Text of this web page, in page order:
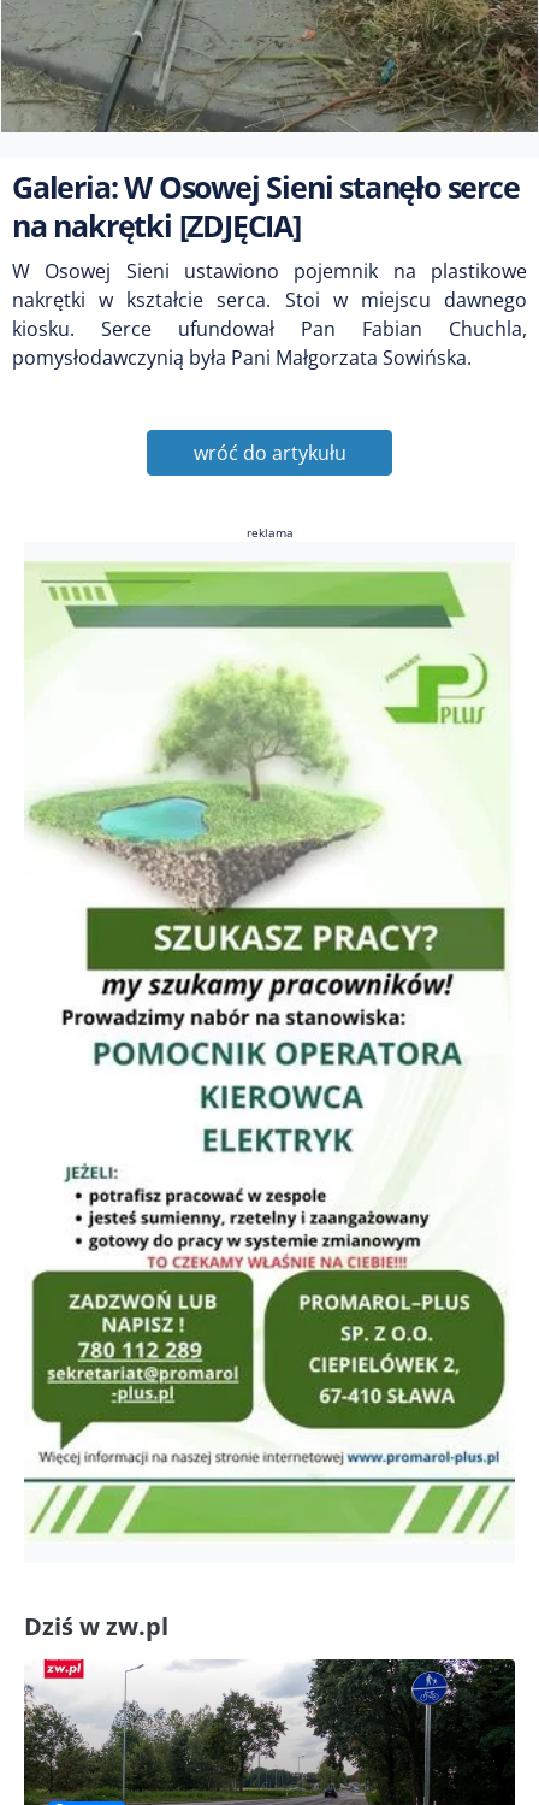
Galeria: W Osowej Sieni stanęło serce
na nakrętki [ZDJĘCIA]
W Osowej Sieni ustawiono pojemnik na plastikowe
nakrętki w kształcie serca. Stoi w miejscu dawnego
kiosku. Serce ufundował Pan Fabian Chuchla,
pomysłodawczynią była Pani Małgorzata Sowińska.
wróć do artykułu
reklama
Dziś w zw.pl